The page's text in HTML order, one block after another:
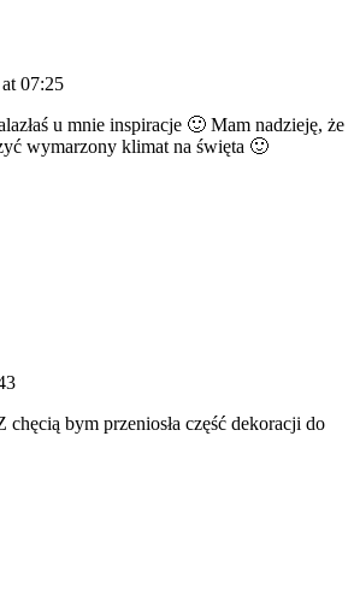
07:25
u mnie inspiracje 🙂 Mam nadzieję, że
wymarzony klimat na święta 🙂
chęcią bym przeniosła część dekoracji do